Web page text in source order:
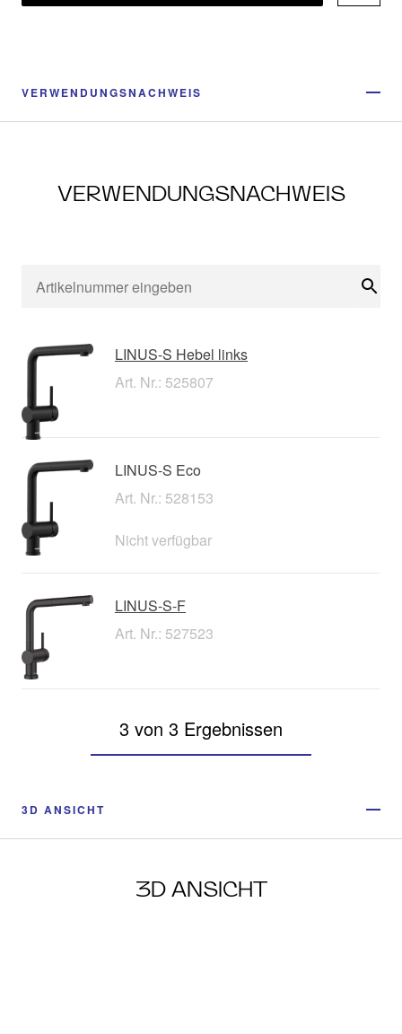
VERWENDUNGSNACHWEIS
VERWENDUNGSNACHWEIS
LINUS-S Hebel links
Art. Nr.: 525807
LINUS-S Eco
Art. Nr.: 528153
Nicht verfügbar
LINUS-S-F
Art. Nr.: 527523
3 von 3 Ergebnissen
3D ANSICHT
3D ANSICHT